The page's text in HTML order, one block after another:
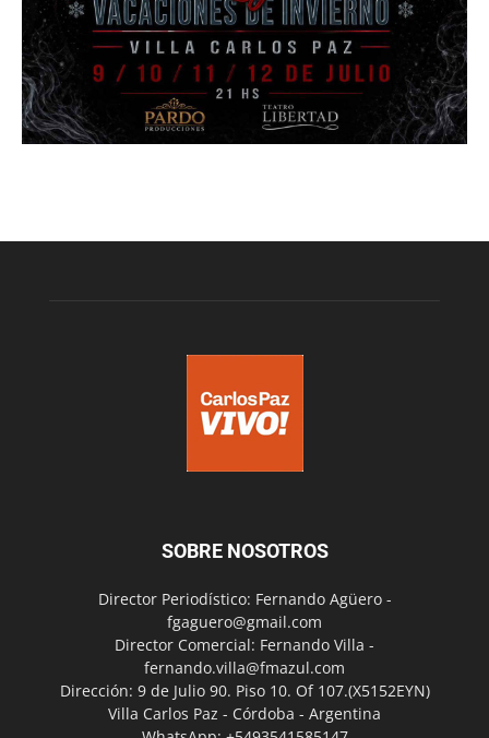
SOBRE NOSOTROS
Director Periodístico: Fernando Agüero -
fgaguero@gmail.com
Director Comercial: Fernando Villa -
fernando.villa@fmazul.com
Dirección: 9 de Julio 90. Piso 10. Of 107.(X5152EYN)
Villa Carlos Paz - Córdoba - Argentina